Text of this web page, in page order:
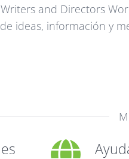
and Directors
ideas, información y